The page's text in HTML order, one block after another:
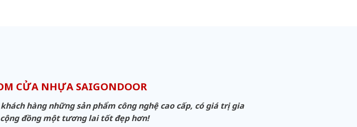
CỬA NHỰA SAIGONDOOR
hàng những sản phẩm công nghệ cao cấp, có giá trị gia
đồng một tương lai tốt đẹp hơn!